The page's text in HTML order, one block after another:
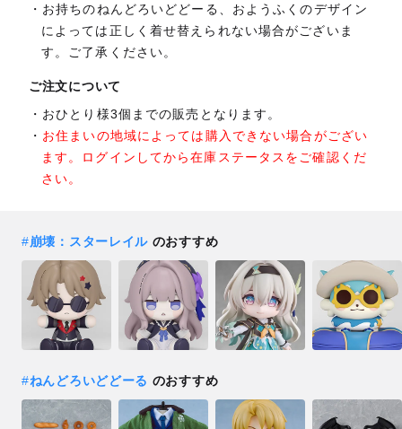
お持ちのねんどろいどどーる、おようふくのデザイン
によっては正しく着せ替えられない場合がございま
す。ご了承ください。
ご注文について
おひとり様3個までの販売となります。
お住まいの地域によっては購入できない場合がござい
ます。ログインしてから在庫ステータスをご確認くだ
さい。
#崩壊：スターレイル のおすすめ
#ねんどろいどどーる のおすすめ